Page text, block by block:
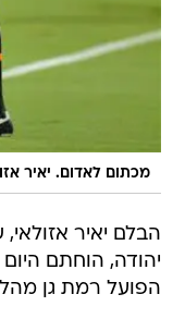
מכתום לאדום. יאיר
הבלם יאיר
יהודה, הוחתם
הפועל רמת גן